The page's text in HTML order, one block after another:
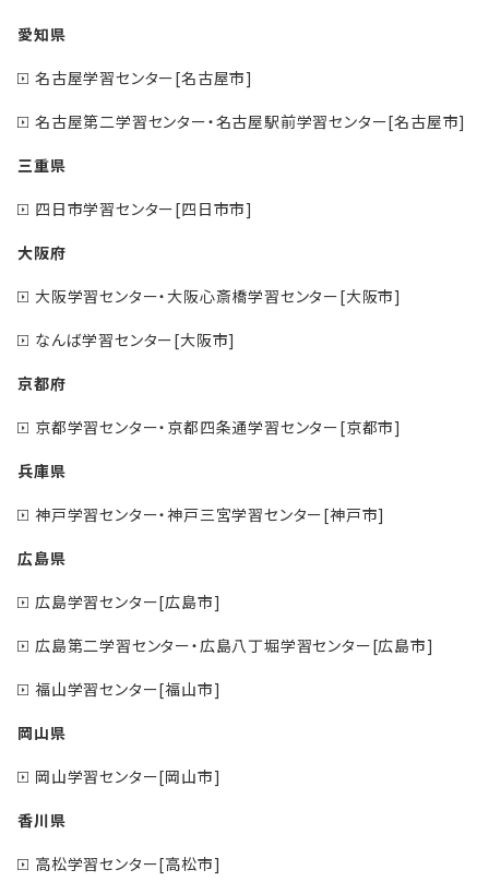
愛知県
名古屋学習センター[名古屋市]
名古屋第二学習センター・名古屋駅前学習センター[名古屋市]
三重県
四日市学習センター[四日市市]
大阪府
大阪学習センター・大阪心斎橋学習センター[大阪市]
なんば学習センター[大阪市]
京都府
京都学習センター・京都四条通学習センター[京都市]
兵庫県
神戸学習センター・神戸三宮学習センター[神戸市]
広島県
広島学習センター[広島市]
広島第二学習センター・広島八丁堀学習センター[広島市]
福山学習センター[福山市]
岡山県
岡山学習センター[岡山市]
香川県
高松学習センター[高松市]